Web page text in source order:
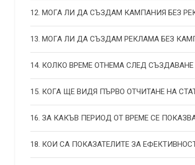
12. МОГА ЛИ ДА СЪЗДАМ КАМПАНИЯ БЕЗ
13. МОГА ЛИ ДА СЪЗДАМ РЕКЛАМА БЕЗ
14. КОЛКО ВРЕМЕ ОТНЕМА СЛЕД
15. КОГА ЩЕ ВИДЯ ПЪРВО ОТЧИТАНЕ НА
16. ЗА КАКЪВ ПЕРИОД ОТ ВРЕМЕ СЕ
18. КОИ СА ПОКАЗАТЕЛИТЕ ЗА